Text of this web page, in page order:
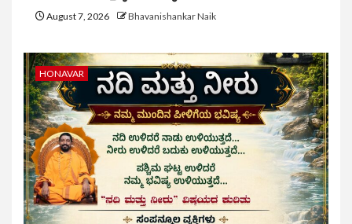
August 7, 2026 Bhavanishankar Naik
HONAVAR